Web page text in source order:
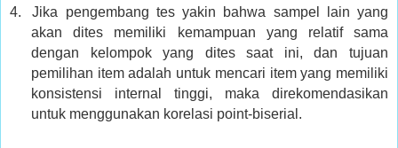
4.
Jika pengembang tes yakin bahwa sampel lain yang
akan dites memiliki kemampuan yang relatif sama
dengan kelompok yang dites saat ini, dan tujuan
pemilihan item adalah untuk mencari item yang memiliki
konsistensi internal tinggi, maka direkomendasikan
untuk menggunakan korelasi point-biserial.